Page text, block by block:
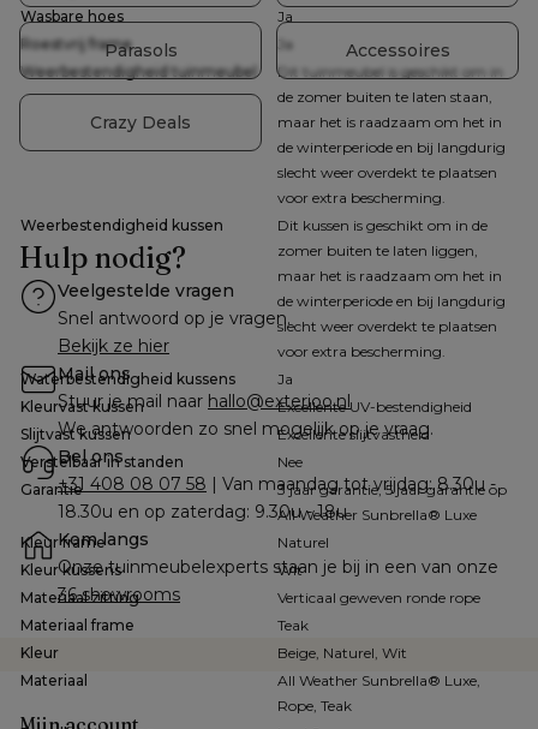
Wasbare hoes
Ja
Roestvrij frame
Ja
Weerbestendigheid tuinmeubel
Dit tuinmeubel is geschikt om in
de zomer buiten te laten staan,
maar het is raadzaam om het in
de winterperiode en bij langdurig
slecht weer overdekt te plaatsen
voor extra bescherming.
Weerbestendigheid kussen
Dit kussen is geschikt om in de
zomer buiten te laten liggen,
maar het is raadzaam om het in
de winterperiode en bij langdurig
slecht weer overdekt te plaatsen
voor extra bescherming.
Waterbestendigheid kussens
Ja
Kleurvast kussen
Excellente UV-bestendigheid
Slijtvast kussen
Excellente slijtvastheid
Verstelbaar in standen
Nee
Garantie
3 jaar garantie, 5 jaar garantie op
All Weather Sunbrella® Luxe
Kleur frame
Naturel
Kleur kussens
Wit
Materiaal zitting
Verticaal geweven ronde rope
Materiaal frame
Teak
Kleur
Beige, Naturel, Wit
Materiaal
All Weather Sunbrella® Luxe,
Rope, Teak
Parasols Accessoires
Crazy Deals
Hulp nodig?
Veelgestelde vragen
Snel antwoord op je vragen.
Bekijk ze hier
Mail ons
Stuur je mail naar hallo@exterioo.nl
We antwoorden zo snel mogelijk op je vraag.
Bel ons
+31 408 08 07 58 | Van maandag tot vrijdag: 8.30u -
18.30u en op zaterdag: 9.30u - 18u
Kom langs
36 showrooms